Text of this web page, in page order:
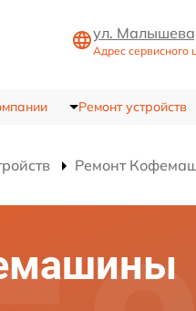
ул.
Адрес сервисного
Ремонт устройств
Ремонт